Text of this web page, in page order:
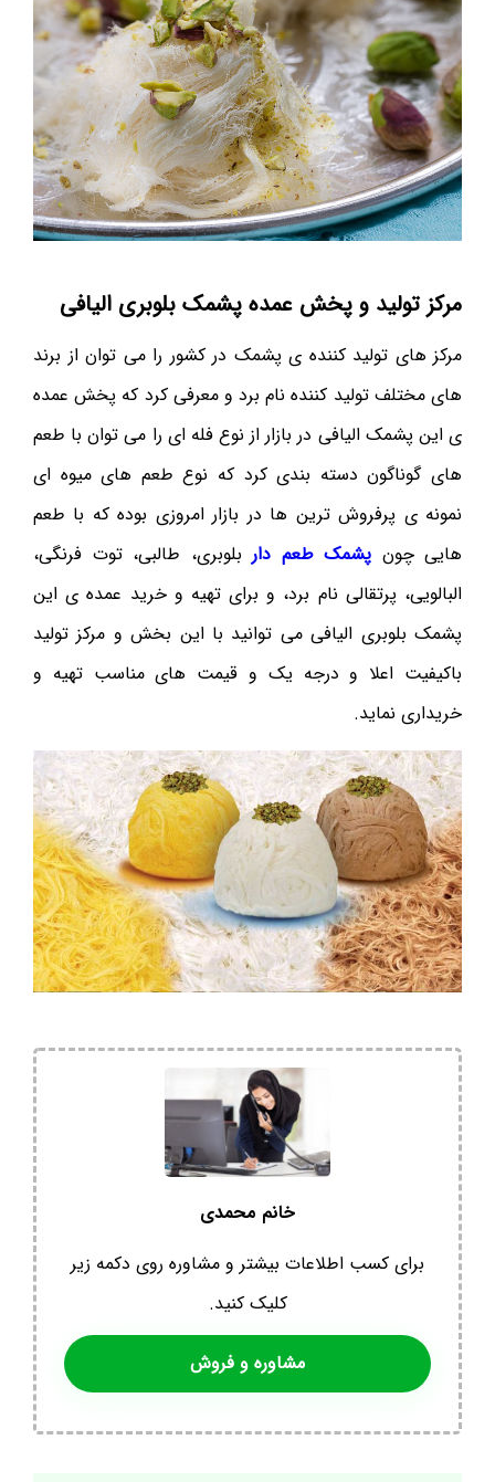
مرکز تولید و پخش عمده پشمک بلوبری الیافی
مرکز های تولید کننده ی پشمک در کشور را می توان از برند
های مختلف تولید کننده نام برد و معرفی کرد که پخش عمده
ی این پشمک الیافی در بازار از نوع فله ای را می توان با طعم
های گوناگون دسته بندی کرد که نوع طعم های میوه ای
نمونه ی پرفروش ترین ها در بازار امروزی بوده که با طعم
هایی چون پشمک طعم داربلوبری، طالبی، توت فرنگی،
البالویی، پرتقالی نام برد، و برای تهیه و خرید عمده ی این
پشمک بلوبری الیافی می توانید با این بخش و مرکز تولید
باکیفیت اعلا و درجه یک و قیمت های مناسب تهیه و
خریداری نماید.
خانم محمدی
برای کسب اطلاعات بیشتر و مشاوره روی دکمه زیر
کلیک کنید.
مشاوره و فروش